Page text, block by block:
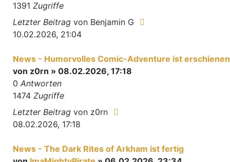
1391 Zugriffe
Letzter Beitrag von Benjamin G
10.02.2026, 21:04
News - Humorvolles Comic-Adventure ist erschienen
von z0rn » 08.02.2026, 17:18
0 Antworten
1474 Zugriffe
Letzter Beitrag von z0rn
08.02.2026, 17:18
News - The Dark Rites of Arkham ist fertig